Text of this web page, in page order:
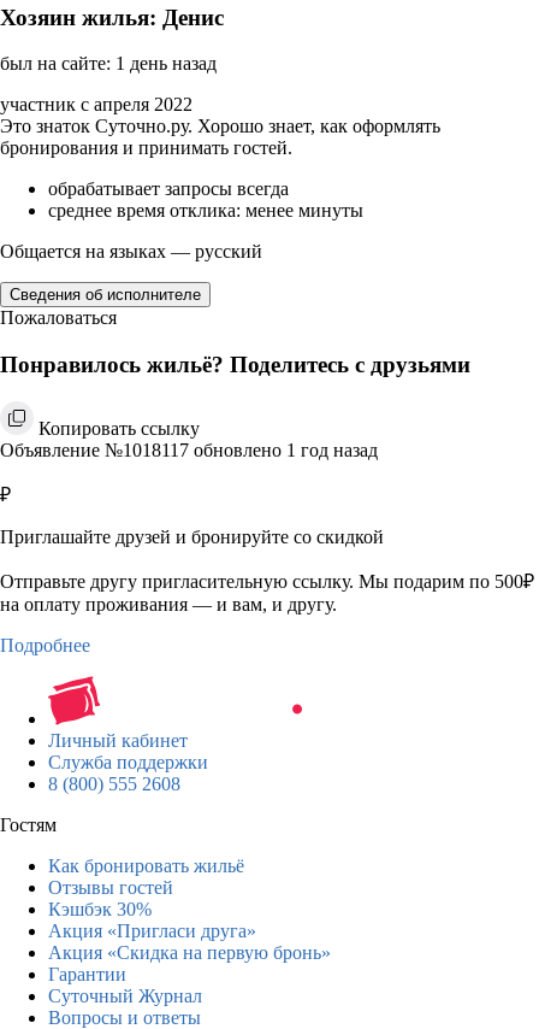
Хозяин жилья: Денис
был на сайте: 1 день назад
участник с апреля 2022
Это знаток Суточно.ру. Хорошо знает, как оформлять
бронирования и принимать гостей.
обрабатывает запросы всегда
среднее время отклика: менее минуты
Общается на языках — русский
Сведения об исполнителе
Пожаловаться
Понравилось жильё? Поделитесь с друзьями
Копировать ссылку
Объявление №1018117 обновлено 1 год назад
₽
Приглашайте друзей и бронируйте со скидкой
Отправьте другу пригласительную ссылку. Мы подарим по 500₽
на оплату проживания — и вам, и другу.
Подробнее
Личный кабинет
Служба поддержки
8 (800) 555 2608
Гостям
Как бронировать жильё
Отзывы гостей
Кэшбэк 30%
Акция «Пригласи друга»
Акция «Скидка на первую бронь»
Гарантии
Суточный Журнал
Вопросы и ответы